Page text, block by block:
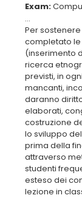
Exam:
...
Per
completato
(inserimento
ricerca
previsti, in
mancanti,
daranno
elaborati,
costruzione
lo sviluppo
prima della
attraverso
studenti
esteso dei
lezione in